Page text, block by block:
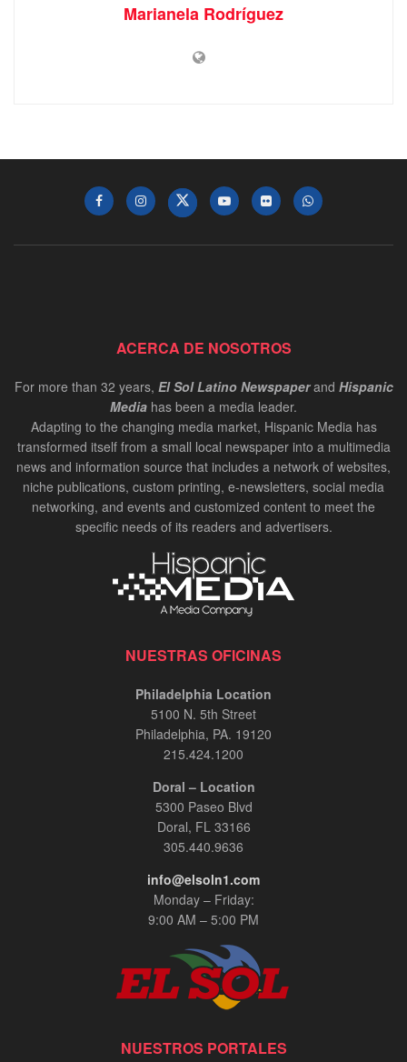
Marianela Rodríguez
ACERCA DE NOSOTROS
For more than 32 years, El Sol Latino Newspaperand Hispanic
Media has been a media leader.
Adapting to the changing media market, Hispanic Media has
transformed itself from a small local newspaper into a multimedia
news and information source that includes a network of websites,
niche publications, custom printing, e-newsletters, social media
networking, and events and customized content to meet the
specific needs of its readers and advertisers.
NUESTRAS OFICINAS
Philadelphia Location
5100 N. 5th Street
Philadelphia, PA. 19120
215.424.1200
Doral – Location
5300 Paseo Blvd
Doral, FL 33166
305.440.9636
info@elsoln1.com
Monday – Friday:
9:00 AM – 5:00 PM
NUESTROS PORTALES